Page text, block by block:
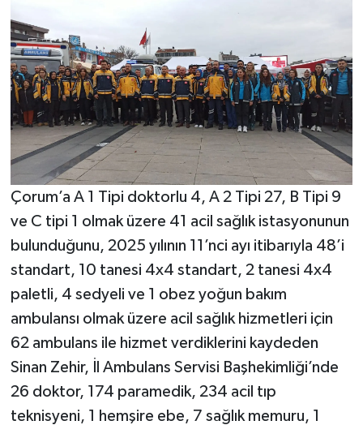
Çorum’a A 1 Tipi doktorlu 4, A 2 Tipi 27, B Tipi 9
ve C tipi 1 olmak üzere 41 acil sağlık istasyonunun
bulunduğunu, 2025 yılının 11’nci ayı itibarıyla 48’i
standart, 10 tanesi 4x4 standart, 2 tanesi 4x4
paletli, 4 sedyeli ve 1 obez yoğun bakım
ambulansı olmak üzere acil sağlık hizmetleri için
62 ambulans ile hizmet verdiklerini kaydeden
Sinan Zehir, İl Ambulans Servisi Başhekimliği’nde
26 doktor, 174 paramedik, 234 acil tıp
teknisyeni, 1 hemşire ebe, 7 sağlık memuru, 1